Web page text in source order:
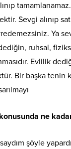
tamamlanamaz.
Sevgi alınıp
Ya
ruhsal,
Evlilik
Bir başka tenin
ne kadar
şöyle